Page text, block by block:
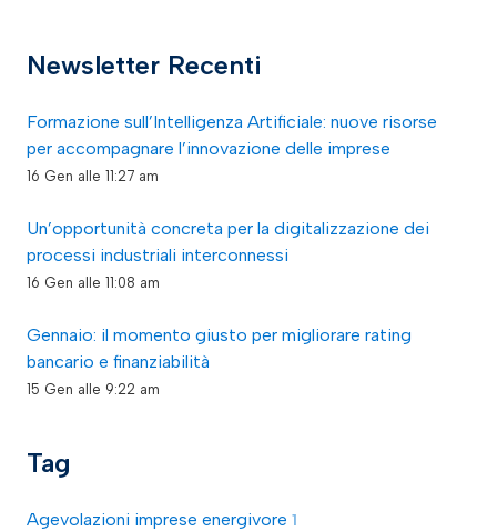
Newsletter Recenti
Formazione sull’Intelligenza Artificiale: nuove risorse
per accompagnare l’innovazione delle imprese
16 Gen alle 11:27 am
Un’opportunità concreta per la digitalizzazione dei
processi industriali interconnessi
16 Gen alle 11:08 am
Gennaio: il momento giusto per migliorare rating
bancario e finanziabilità
15 Gen alle 9:22 am
Tag
Agevolazioni imprese energivore 1